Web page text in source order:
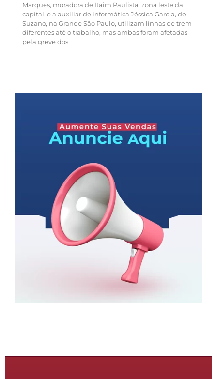
Marques, moradora de Itaim Paulista, zona leste da
capital, e a auxiliar de informática Jéssica Garcia, de
Suzano, na Grande São Paulo, utilizam linhas de trem
diferentes até o trabalho, mas ambas foram afetadas
pela greve dos